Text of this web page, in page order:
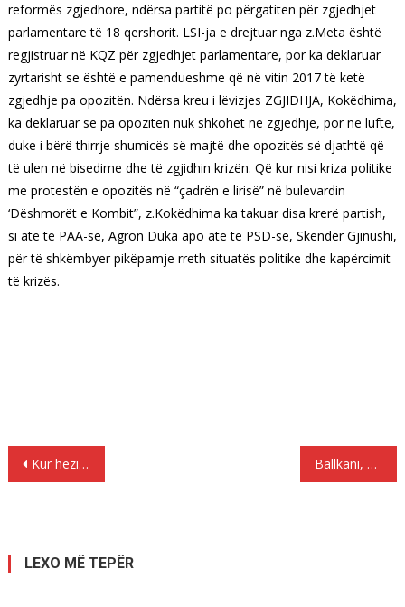
reformës zgjedhore, ndërsa partitë po përgatiten për zgjedhjet
parlamentare të 18 qershorit. LSI-ja e drejtuar nga z.Meta është
regjistruar në KQZ për zgjedhjet parlamentare, por ka deklaruar
zyrtarisht se është e pamendueshme që në vitin 2017 të ketë
zgjedhje pa opozitën. Ndërsa kreu i lëvizjes ZGJIDHJA, Kokëdhima,
ka deklaruar se pa opozitën nuk shkohet në zgjedhje, por në luftë,
duke i bërë thirrje shumicës së majtë dhe opozitës së djathtë që
të ulen në bisedime dhe të zgjidhin krizën. Që kur nisi kriza politike
me protestën e opozitës në “çadrën e lirisë” në bulevardin
‘Dëshmorët e Kombit”, z.Kokëdhima ka takuar disa krerë partish,
si atë të PAA-së, Agron Duka apo atë të PSD-së, Skënder Gjinushi,
për të shkëmbyer pikëpamje rreth situatës politike dhe kapërcimit
të krizës.
Lëvizje
Kur hezitimi ishte leje, për të vrarë Ballkani, si pjesë e ndjeshme e barkut të Europës
LEXO MË TEPËR